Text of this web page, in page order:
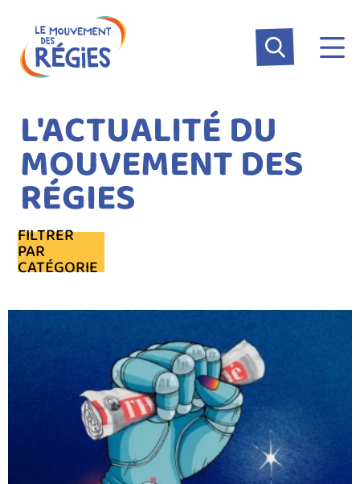
contenu
principal
L'ACTUALITÉ DU
MOUVEMENT DES
RÉGIES
FILTRER
PAR
CATÉGORIE